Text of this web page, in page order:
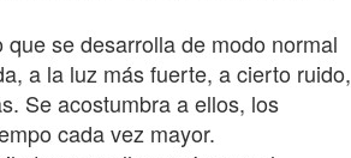
se desarrolla de modo normal
a la luz más fuerte, a cierto ruido,
Se acostumbra a ellos, los
cada vez mayor.